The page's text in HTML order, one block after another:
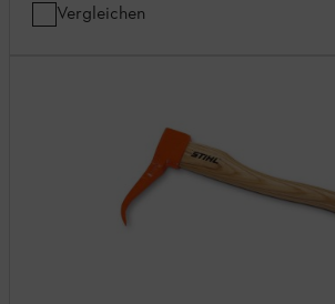
Vergleichen